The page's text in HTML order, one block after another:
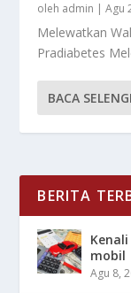
oleh admin |Agu
Melewatkan
Pradiabetes
BACA
BERITA
mobil
Agu 8,